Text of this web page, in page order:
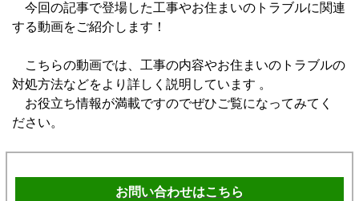
今回の記事で登場した工事やお住まいのトラブルに関連
する動画をご紹介します！
こちらの動画では、工事の内容やお住まいのトラブルの
対処方法などをより詳しく説明しています 。
お役立ち情報が満載ですのでぜひご覧になってみてく
ださい。
お問い合わせはこちら